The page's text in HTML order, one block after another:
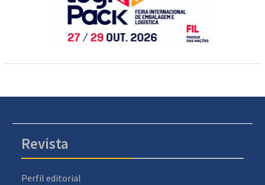
Revista
Perfil editorial